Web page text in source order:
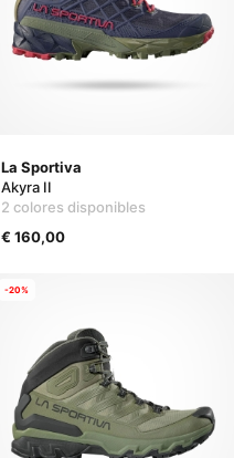
La Sportiva
Akyra II
2 colores disponibles
€ 160,00
-20%